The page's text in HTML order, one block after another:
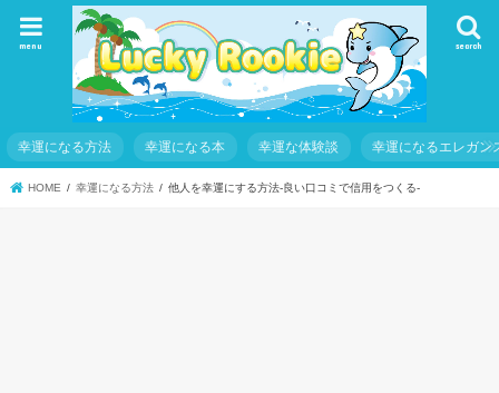
search
menu
幸運になる方法 幸運になる本 幸運な体験談 幸運になるエレガン
HOME 幸運になる方法 他人を幸運にする方法-良い口コミで信用をつくる-